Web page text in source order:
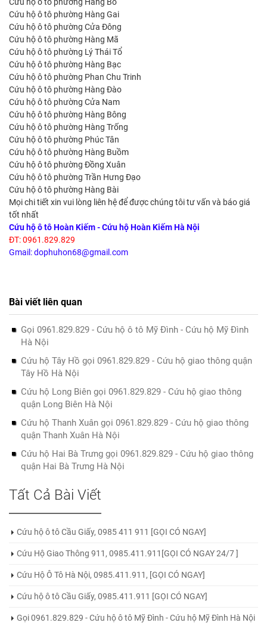
Cứu hộ ô tô phường Hàng Gai
Cứu hộ ô tô phường Cửa Đông
Cứu hộ ô tô phường Hàng Mã
Cứu hộ ô tô phường Lý Thái Tổ
Cứu hộ ô tô phường Hàng Bạc
Cứu hộ ô tô phường Phan Chu Trinh
Cứu hộ ô tô phường Hàng Đào
Cứu hộ ô tô phường Cửa Nam
Cứu hộ ô tô phường Hàng Bông
Cứu hộ ô tô phường Hàng Trống
Cứu hộ ô tô phường Phúc Tân
Cứu hộ ô tô phường Hàng Buồm
Cứu hộ ô tô phường Đồng Xuân
Cứu hộ ô tô phường Trần Hưng Đạo
Cứu hộ ô tô phường Hàng Bài
Mọi chi tiết xin vui lòng liên hệ để được chúng tôi tư vấn và báo giá
tốt nhất
Cứu hộ ô tô Hoàn Kiếm - Cứu hộ Hoàn Kiếm Hà Nội
ĐT: 0961.829.829
Gmail: dophuhon68@gmail.com
Bài viết liên quan
Gọi 0961.829.829 - Cứu hộ ô tô Mỹ Đình - Cứu hộ Mỹ Đình
Hà Nội
Cứu hộ Tây Hồ gọi 0961.829.829 - Cứu hộ giao thông quận
Tây Hồ Hà Nội
Cứu hộ Long Biên gọi 0961.829.829 - Cứu hộ giao thông
quận Long Biên Hà Nội
Cứu hộ Thanh Xuân gọi 0961.829.829 - Cứu hộ giao thông
quận Thanh Xuân Hà Nội
Cứu hộ Hai Bà Trưng gọi 0961.829.829 - Cứu hộ giao thông
quận Hai Bà Trưng Hà Nội
Tất Cả Bài Viết
Cứu hộ ô tô Cầu Giấy, 0985 411 911 [GỌI CÓ NGAY]
Cứu Hộ Giao Thông 911, 0985.411.911[GỌI CÓ NGAY 24/7 ]
Cứu Hộ Ô Tô Hà Nội, 0985.411.911, [GỌI CÓ NGAY]
Cứu hộ ô tô Cầu Giấy, 0985.411.911 [GỌI CÓ NGAY]
Gọi 0961.829.829 - Cứu hộ ô tô Mỹ Đình - Cứu hộ Mỹ Đình Hà Nội